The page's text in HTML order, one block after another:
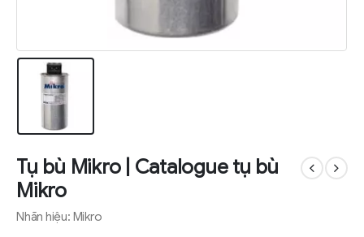
Tụ bù Mikro | Catalogue tụ bù
Mikro
Nhãn hiệu: Mikro